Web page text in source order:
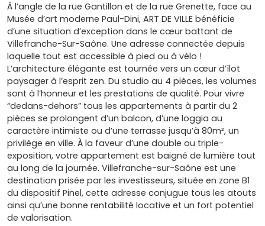
À l’angle de la rue Gantillon et de la rue Grenette, face au
Musée d’art moderne Paul-Dini, ART DE VILLE bénéficie
d’une situation d’exception dans le cœur battant de
Villefranche-Sur-Saône. Une adresse connectée depuis
laquelle tout est accessible à pied ou à vélo !
L’architecture élégante est tournée vers un cœur d’îlot
paysager à l’esprit zen. Du studio au 4 pièces, les volumes
sont à l’honneur et les prestations de qualité. Pour vivre
“dedans-dehors” tous les appartements à partir du 2
pièces se prolongent d’un balcon, d’une loggia au
caractère intimiste ou d’une terrasse jusqu’à 80m², un
privilège en ville. À la faveur d’une double ou triple-
exposition, votre appartement est baigné de lumière tout
au long de la journée. Villefranche-sur-Saône est une
destination prisée par les investisseurs, située en zone B1
du dispositif Pinel, cette adresse conjugue tous les atouts
ainsi qu’une bonne rentabilité locative et un fort potentiel
de valorisation.